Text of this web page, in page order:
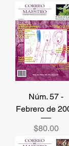
Núm. 57 -
Febrero de
Precio
$80.00